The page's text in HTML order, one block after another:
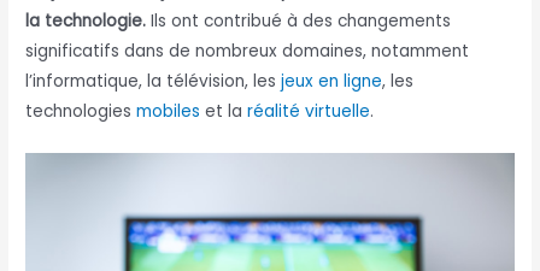
la technologie. Ils ont contribué à des changements
significatifs dans de nombreux domaines, notamment
l’informatique, la télévision, lesjeux en ligne, les
technologiesmobiles et laréalité virtuelle.